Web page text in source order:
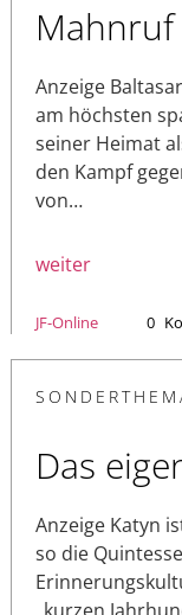
Mahnruf
Anzeige
am höchsten
seiner Heimat
den Kampf
von…
weiter
JF-Online 0
Das
Anzeige Katyn
so die